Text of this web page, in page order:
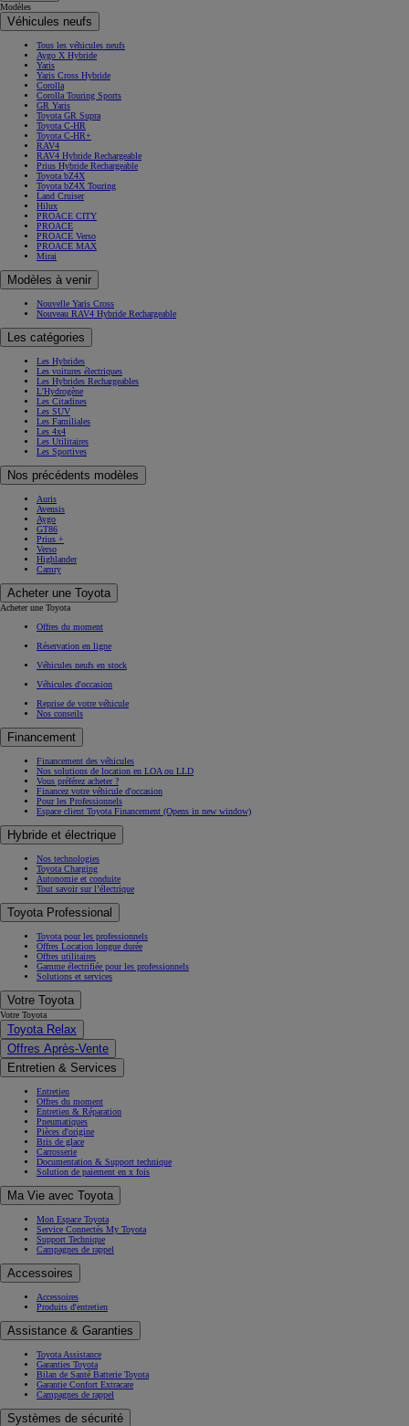
Modèles
Véhicules neufs
Tous les véhicules neufs
Aygo X Hybride
Yaris
Yaris Cross Hybride
Corolla
Corolla Touring Sports
GR Yaris
Toyota GR Supra
Toyota C-HR
Toyota C-HR+
RAV4
RAV4 Hybride Rechargeable
Prius Hybride Rechargeable
Toyota bZ4X
Toyota bZ4X Touring
Land Cruiser
Hilux
PROACE CITY
PROACE
PROACE Verso
PROACE MAX
Mirai
Modèles à venir
Nouvelle Yaris Cross
Nouveau RAV4 Hybride Rechargeable
Les catégories
Les Hybrides
Les voitures électriques
Les Hybrides Rechargeables
L'Hydrogène
Les Citadines
Les SUV
Les Familiales
Les 4x4
Les Utilitaires
Les Sportives
Nos précédents modèles
Auris
Avensis
Aygo
GT86
Prius +
Verso
Highlander
Camry
Acheter une Toyota
Acheter une Toyota
Offres du moment
Réservation en ligne
Véhicules neufs en stock
Véhicules d'occasion
Reprise de votre véhicule
Nos conseils
Financement
Financement des véhicules
Nos solutions de location en LOA ou LLD
Vous préférez acheter ?
Financez votre véhicule d'occasion
Pour les Professionnels
Espace client Toyota Financement (Opens in new window)
Hybride et électrique
Nos technologies
Toyota Charging
Autonomie et conduite
Tout savoir sur l’électrique
Toyota Professional
Toyota pour les professionnels
Offres Location longue durée
Offres utilitaires
Gamme électrifiée pour les professionnels
Solutions et services
Votre Toyota
Votre Toyota
Toyota Relax
Offres Après-Vente
Entretien & Services
Entretien
Offres du moment
Entretien & Réparation
Pneumatiques
Pièces d'origine
Bris de glace
Carrosserie
Documentation & Support technique
Solution de paiement en x fois
Ma Vie avec Toyota
Mon Espace Toyota
Service Connectés My Toyota
Support Technique
Campagnes de rappel
Accessoires
Accessoires
Produits d'entretien
Assistance & Garanties
Toyota Assistance
Garanties Toyota
Bilan de Santé Batterie Toyota
Garantie Confort Extracare
Campagnes de rappel
Systèmes de sécurité